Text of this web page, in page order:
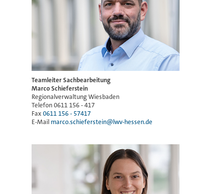
TeamleiterSachbearbeitung
Marco Schieferstein
Regionalverwaltung Wiesbaden
Telefon 0611 156 - 417
Fax0611 156 - 57417
E-Mail marco.schieferstein@lwv-hessen.de